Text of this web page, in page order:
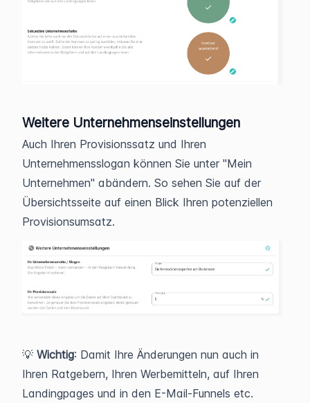
Weitere Unternehmenseinstellungen
Auch Ihren Provisionssatz und Ihren
Unternehmensslogan können Sie unter "Mein
Unternehmen" abändern. So sehen Sie auf der
Übersichtsseite auf einen Blick Ihren potenziellen
Provisionsumsatz.
💡 Wichtig: Damit Ihre Änderungen nun auch in
Ihren Ratgebern, Ihren Werbemitteln, auf Ihren
Landingpages und in den E-Mail-Funnels etc.